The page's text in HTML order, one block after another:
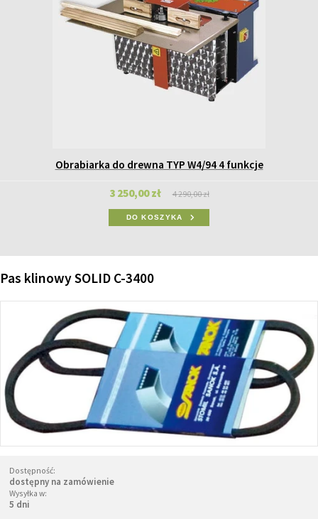
Obrabiarka do drewna TYP W4/94 4 funkcje
3 250,00 zł 4 290,00 zł
DO KOSZYKA
Pas klinowy SOLID C-3400
Dostępność:
dostępny na zamówienie
Wysyłka w:
5 dni